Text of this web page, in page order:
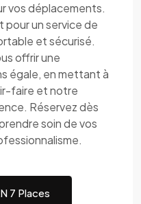
vos déplacements.
pour un service de
et sécurisé.
offrir une
égale, en mettant à
faire et notre
Réservez dès
soin de vos
7 Places